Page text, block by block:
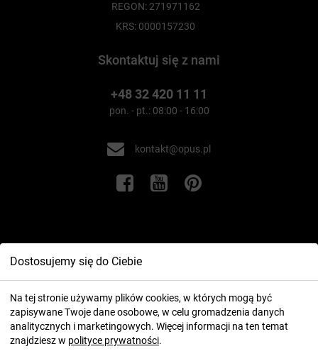
Dostosujemy się do Ciebie
Na tej stronie używamy plików cookies, w których mogą być
zapisywane Twoje dane osobowe, w celu gromadzenia danych
analitycznych i marketingowych. Więcej informacji na ten temat
znajdziesz w polityce prywatności.
REGON: 271971162
KRS: 0000157230
Skontaktuj się z nami
+48 32 420 11 11
pon. - pt.: 08:00 - 16:00
kontakt@opus.pl
Informacje
Twoje konto